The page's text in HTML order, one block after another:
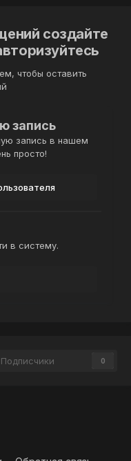
создайте
чтобы оставить
запись
запись в нашем
просто!
в систему.
Подписчики 0